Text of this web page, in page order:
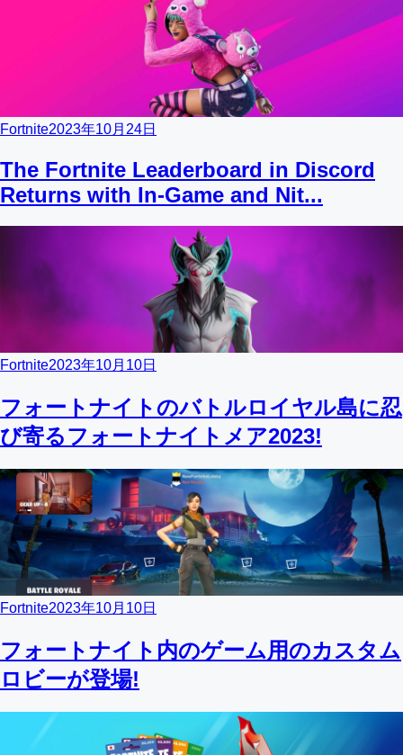
Fortnite2023年10月24日
The Fortnite Leaderboard in Discord
Returns with In-Game and Nit...
Fortnite2023年10月10日
フォートナイトのバトルロイヤル島に忍
び寄るフォートナイトメア2023!
Fortnite2023年10月10日
フォートナイト内のゲーム用のカスタム
ロビーが登場!